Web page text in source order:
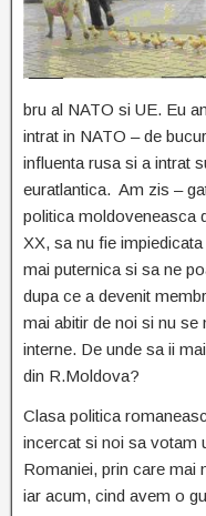
bru al NATO si UE. Eu
intrat in NATO – de
influenta rusa si a intrat
euratlantica. Am zis –
politica moldoveneasca
XX, sa nu fie
mai puternica si sa ne
dupa ce a devenit
mai abitir de noi si nu se
interne. De unde sa ii
din R.Moldova?
Clasa politica
incercat si noi sa votam
Romaniei, prin care mai
iar acum, cind avem o